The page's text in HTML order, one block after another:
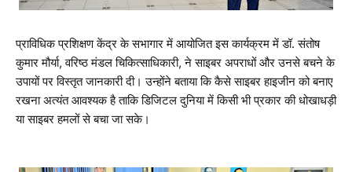
प्राविधिक प्रशिक्षण केंद्र के सभागार में आयोजित इस कार्यक्रम में डॉ. संतोष
कुमार मौर्या, वरिष्ठ मंडल चिकित्साधिकारी, ने साइबर अपराधों और उनसे बचने के
उपायों पर विस्तृत जानकारी दी। उन्होंने बताया कि कैसे साइबर हाइजीन को बनाए
रखना अत्यंत आवश्यक है ताकि डिजिटल दुनिया में किसी भी प्रकार की धोखाधड़ी
या साइबर हमलों से बचा जा सके।